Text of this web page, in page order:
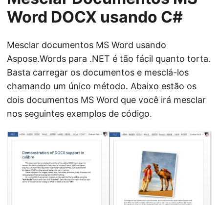
Word DOCX usando C#
Mesclar documentos MS Word usando
Aspose.Words para .NET é tão fácil quanto torta.
Basta carregar os documentos e mesclá-los
chamando um único método. Abaixo estão os
dois documentos MS Word que você irá mesclar
nos seguintes exemplos de código.